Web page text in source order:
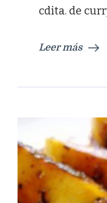
cdita. de
Leer más